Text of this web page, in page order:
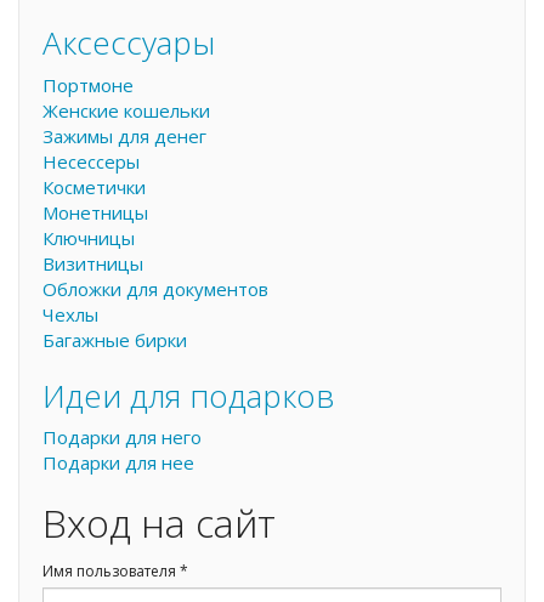
Аксессуары
Портмоне
Женские кошельки
Зажимы для денег
Несессеры
Косметички
Монетницы
Ключницы
Визитницы
Обложки для документов
Чехлы
Багажные бирки
Идеи для подарков
Подарки для него
Подарки для нее
Вход на сайт
Имя пользователя *